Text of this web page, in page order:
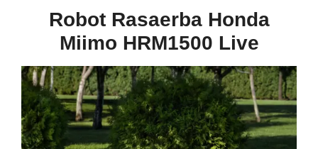
Robot Rasaerba Honda
Miimo HRM1500 Live